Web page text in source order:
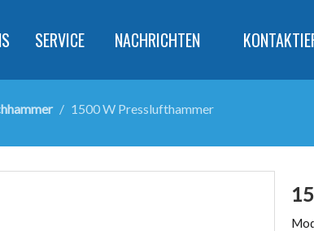
SERVICE NACHRICHTEN
/ 1500 W Presslufthammer